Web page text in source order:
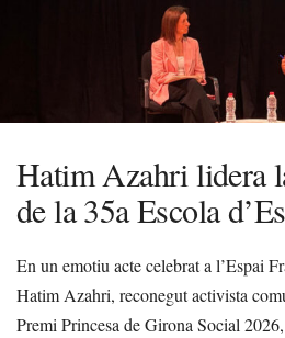
Hatim Azahri lidera
de la 35a Escola
En un emotiu acte celebrat a l’Espai
Hatim Azahri, reconegut activista
Premi Princesa de Girona Social